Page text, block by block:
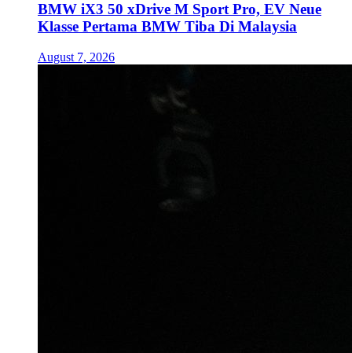
BMW iX3 50 xDrive M Sport Pro, EV Neue
Klasse Pertama BMW Tiba Di Malaysia
August 7, 2026